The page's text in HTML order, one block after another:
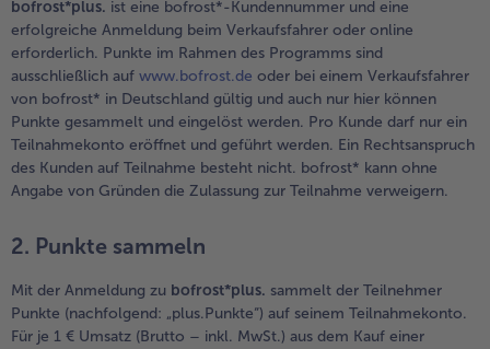
alle Fleischersatz
Pizza
alle Pizza
Snacks
alle Snacks
Kartoffelprodukte
Beilagen & Saucen
alle Beilagen & Saucen
Suppeneinlagen
alle Länderküche
Vegetarisch & Vegan
alle Vegetarisch & Vegan
BIO
alle BIO
Kids-Produkte
Schoko-Genuss
alle Schoko-Genuss
Confiserie & Feinkost
Entdecke köstliche Rezepte
bofrost*plus. ist eine bofrost*-Kundennummer und eine
erfolgreiche Anmeldung beim Verkaufsfahrer oder online
erforderlich. Punkte im Rahmen des Programms sind
ausschließlich auf www.bofrost.de oder bei einem Verkaufsfahrer
von bofrost* in Deutschland gültig und auch nur hier können
Punkte gesammelt und eingelöst werden. Pro Kunde darf nur ein
Teilnahmekonto eröffnet und geführt werden. Ein Rechtsanspruch
des Kunden auf Teilnahme besteht nicht. bofrost* kann ohne
Angabe von Gründen die Zulassung zur Teilnahme verweigern.
2. Punkte sammeln
Mit der Anmeldung zu bofrost*plus. sammelt der Teilnehmer
Punkte (nachfolgend: „plus.Punkte“) auf seinem Teilnahmekonto.
Für je 1 € Umsatz (Brutto – inkl. MwSt.) aus dem Kauf einer